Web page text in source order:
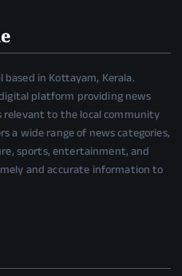
based in Kottayam, Kerala.
platform providing news
to the local community
a wide range of news categories,
sports, entertainment, and
and accurate information to